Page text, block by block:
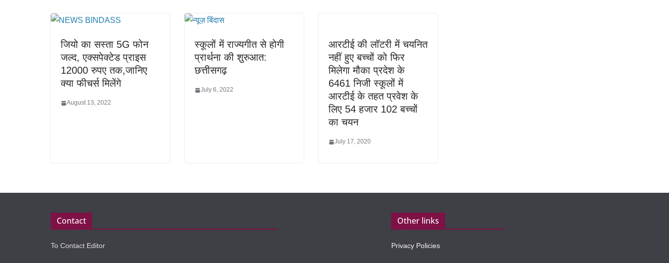
जियो का सस्ता 5G फोन
जल्द, एक्सपेक्टेड प्राइस
12000 रुपए तक,जानिए
क्या फीचर्स मिलेंगे
August 13, 2022
स्कूलों में राज्यगीत से होगी
प्रार्थना की शुरुआत:
छत्तीसगढ़
July 6, 2022
आरटीई की लॉटरी में चयनित
नहीं हुए बच्चों को फिर
मिलेगा मौका प्रदेश के
6461 निजी स्कूलों में
आरटीई के तहत प्रवेश के
लिए 54 हजार 102 बच्चों
का चयन
July 17, 2020
Contact
To Contact Editor
Other links
Privacy Policies